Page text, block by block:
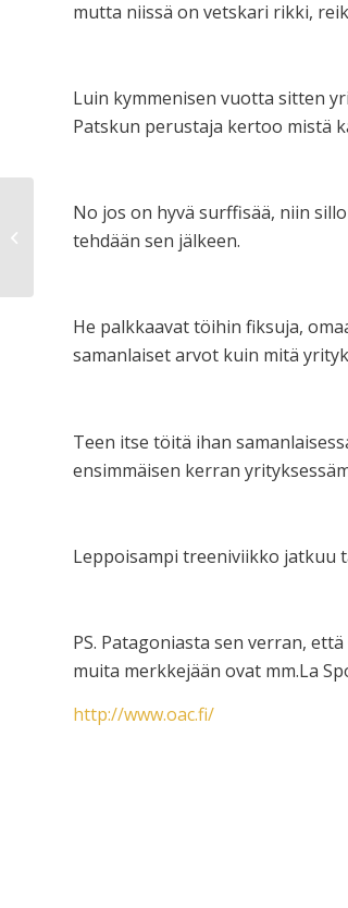
mutta niissä on vetskari rikki,
Luin kymmenisen vuotta sitten
Patskun perustaja kertoo mistä
No jos on hyvä surffisää, niin
tehdään sen jälkeen.
He palkkaavat töihin fiksuja,
samanlaiset arvot kuin mitä
Teen itse töitä ihan
ensimmäisen kerran
Leppoisampi treeniviikko jatkuu
PS. Patagoniasta sen verran,
muita merkkejään ovat mm.La
http://www.oac.fi/
Lähtöväri